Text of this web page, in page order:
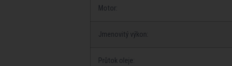
Motor:
Jmenovitý výkon:
Průtok oleje: